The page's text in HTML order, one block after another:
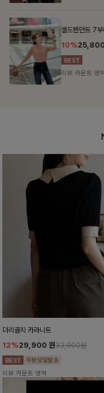
셀드펜던트 7부
10%25,800
리뷰 카운트 영역
더리골지 카라니트
12%29,900 원33,900원
리뷰 카운트 영역